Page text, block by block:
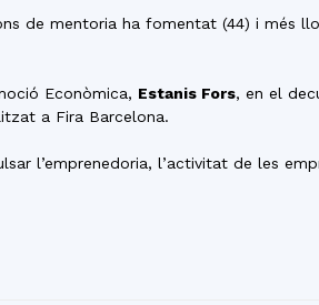
de mentoria ha fomentat (44) i més
Econòmica, Estanis Fors, en el
a Fira Barcelona.
l’emprenedoria, l’activitat de les